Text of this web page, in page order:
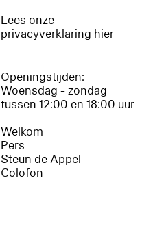
Lees onze
privacyverklaring hier
Openingstijden:
Woensdag - zondag
tussen 12:00 en 18:00 uur
Welkom
Pers
Steun de Appel
Colofon